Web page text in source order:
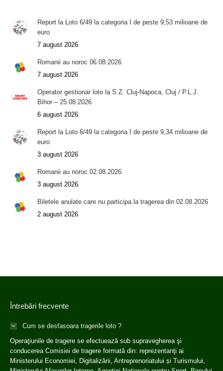
Report la Loto 6/49 la categoria I de peste 9,53 milioane de
euro
7 august 2026
Romanii au noroc 06.08.2026
7 august 2026
Operator gestionar loto la S.Z. Cluj-Napoca, Cluj / P.L.J.
Bihor – 25.08.2026
6 august 2026
Report la Loto 6/49 la categoria I de peste 9,34 milioane de
euro
3 august 2026
Romanii au noroc 02.08.2026
3 august 2026
Biletele anulate care nu participa la tragerea din 02.08.2026
2 august 2026
Întrebări frecvente
Cum se desfasoara tragerile loto ?
Operaţiunile de tragere se efectuează sub supravegherea şi
conducerea Comisiei de tragere formată din: reprezentanţi ai
Ministerului Economiei, Digitalizării, Antreprenoriatului și Turismului,